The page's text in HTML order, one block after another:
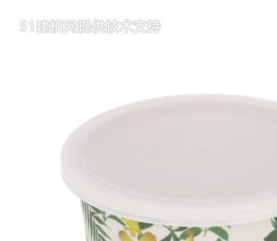
1688